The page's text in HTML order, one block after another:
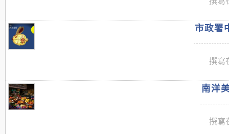
市政署
撰寫
南洋
撰寫